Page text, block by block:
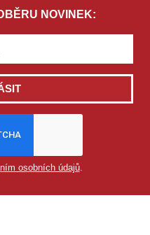
NOVINEK:
osobních údajů.